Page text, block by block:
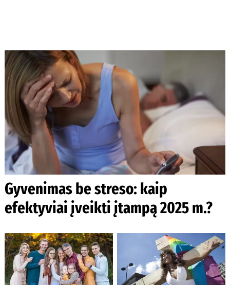
Gyvenimas be streso: kaip
efektyviai įveikti įtampą 2025 m.?